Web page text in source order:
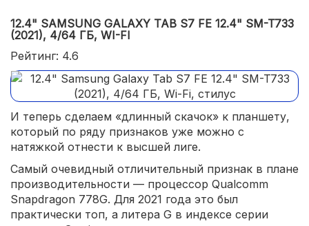
12.4" SAMSUNG GALAXY TAB S7 FE 12.4" SM-T733
(2021), 4/64 ГБ, WI-FI
Рейтинг: 4.6
И теперь сделаем «длинный скачок» к планшету,
который по ряду признаков уже можно с
натяжкой отнести к высшей лиге.
Самый очевидный отличительный признак в плане
производительности — процессор Qualcomm
Snapdragon 778G. Для 2021 года это был
практически топ, а литера G в индексе серии